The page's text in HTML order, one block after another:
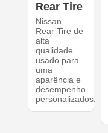
Rear Tire
Nissan
Rear Tire de
alta
qualidade
usado para
uma
aparência e
desempenho
personalizados.